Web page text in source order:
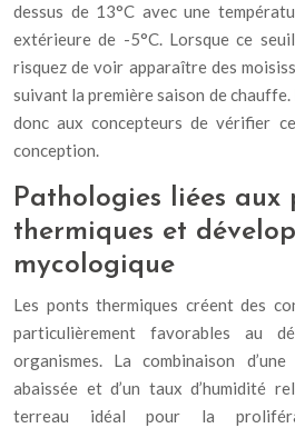
dessus de 13°C avec une
extérieure de -5°C. Lorsque ce
risquez de voir apparaître des
suivant la première saison de
donc aux concepteurs de vérifier
conception.
Pathologies liées aux
thermiques et
mycologique
Les ponts thermiques créent des
particulièrement favorables au
organismes. La combinaison
abaissée et d’un taux d’humidité
terreau idéal pour la